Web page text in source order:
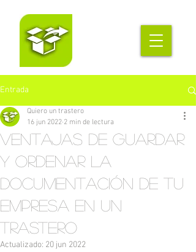
Entrada
Ventajas de guardar
y ordenar la
documentación de tu
empresa en un
trastero
Quiero un trastero
16 jun 2022 2 min de lectura
Actualizado: 20 jun 2022